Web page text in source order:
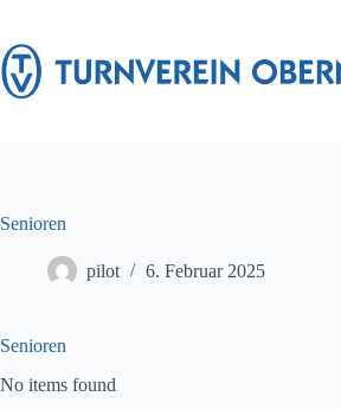
springen
Senioren
pilot 6. Februar 2025
Senioren
No items found